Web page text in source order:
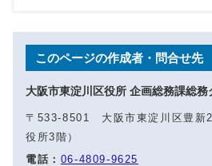
このページの作成者・問合せ先
大阪市東淀川区役所 企画総務課総務
〒533-8501 大阪市東淀川区豊新
役所3階）
電話： 06-4809-9625